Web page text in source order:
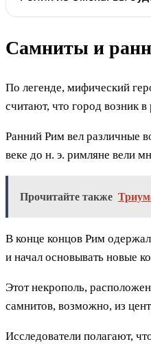
Самниты и
По легенде, мифический
считают, что город возник
Ранний Рим вел различные
веке до н. э. римляне вели
Прочитайте также
В конце концов Рим
и начал основывать новые
Этот некрополь,
самнитов, возможно, из
Исследователи полагают,